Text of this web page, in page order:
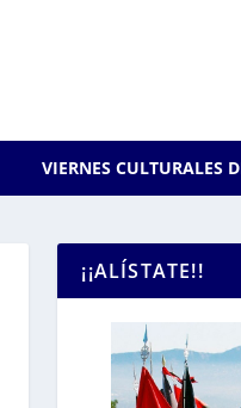
VIERNES CULTURALES
¡¡ALÍSTATE!!